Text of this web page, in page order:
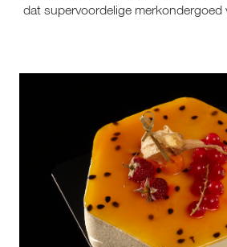
dat supervoordelige merkondergoed